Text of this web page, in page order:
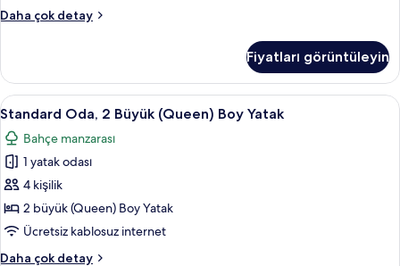
Deniz
tüm
fotoğrafları
görün
Daha çok detay
Oda,
(King)
Boy
Yatak,
Deniz
Manzarası
daha
fazla
detay
Fiyatları görüntüleyin
Standard
Oda,
2
Büyük
(Queen)
Boy
Yatak
Odada kasa, masa, dizüstü bilgisayar
6
Standard Oda, 2 Büyük (Queen) Boy Yatak
Bahçe manzarası
1 yatak odası
4 kişilik
2 büyük (Queen) Boy Yatak
Ücretsiz kablosuz internet
Daha çok detay
Standard